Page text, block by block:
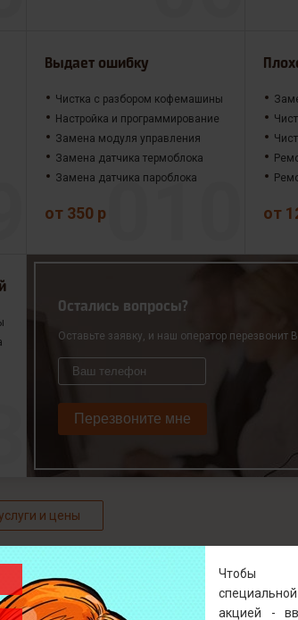
Выдает ошибку
Чистка с разбором кофемашины
Настройка и программирование
Замена модуля управления
Замена датчика термоблока
Замена датчика пароблока
от 350 р от
Остались вопросы?
Оставьте заявку, и наш оператор перезвонит
Перезвоните мне
и цены
Чтобы
акцией -